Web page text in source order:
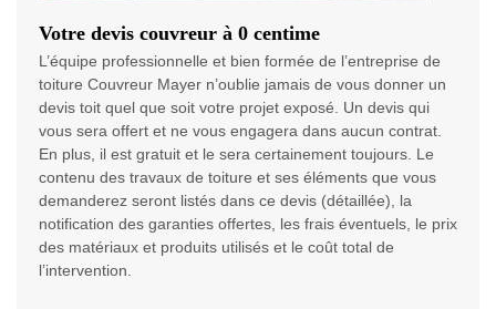
Votre devis couvreur à 0 centime
L’équipe professionnelle et bien formée de l’entreprise de
toiture Couvreur Mayer n’oublie jamais de vous donner un
devis toit quel que soit votre projet exposé. Un devis qui
vous sera offert et ne vous engagera dans aucun contrat.
En plus, il est gratuit et le sera certainement toujours. Le
contenu des travaux de toiture et ses éléments que vous
demanderez seront listés dans ce devis (détaillée), la
notification des garanties offertes, les frais éventuels, le prix
des matériaux et produits utilisés et le coût total de
l’intervention.